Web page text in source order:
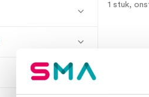
1 stuk,